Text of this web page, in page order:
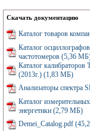
Скачать документацию
Каталог товаров
Каталог
частотомеров (5,36
Каталог калибраторов
(2013г.) (1,83 МБ)
Анализаторы спектра
Каталог
энергетики (2,79 МБ)
Demei_Catalog.pdf